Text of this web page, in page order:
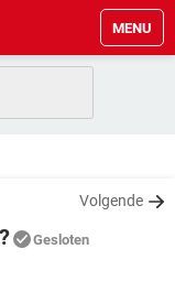
MENU
Volgende
Gesloten